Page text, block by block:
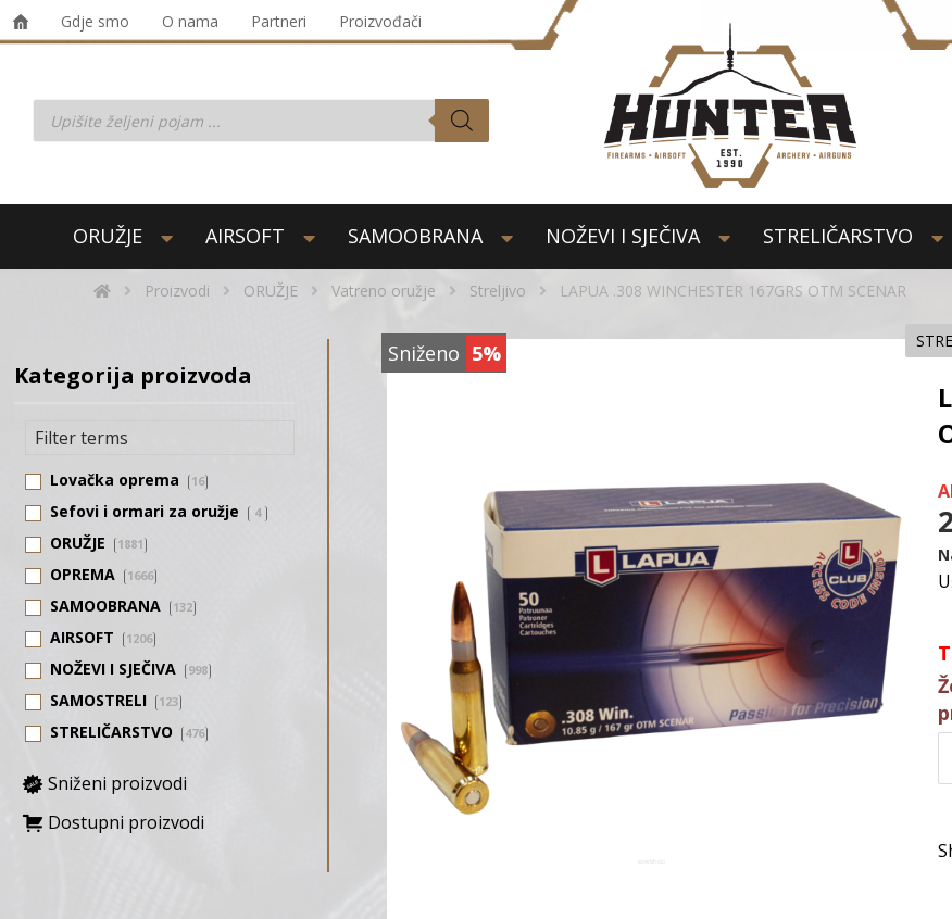
Gdje smo O nama Partneri Proizvođači
ORUŽJE AIRSOFT SAMOOBRANA NOŽEVI I SJEČIVA STRELIČARSTVO
Proizvodi ORUŽJE Vatreno oružje Streljivo LAPUA .308 WINCHESTER 167GRS OTM SCENAR
Sniženo 5%
Kategorija proizvoda
Lovačka oprema 16
Sefovi i ormari za oružje 4
ORUŽJE 1881
OPREMA 1666
SAMOOBRANA 132
AIRSOFT 1206
NOŽEVI I SJEČIVA 998
SAMOSTRELI 123
STRELIČARSTVO 476
Sniženi proizvodi
Dostupni proizvodi